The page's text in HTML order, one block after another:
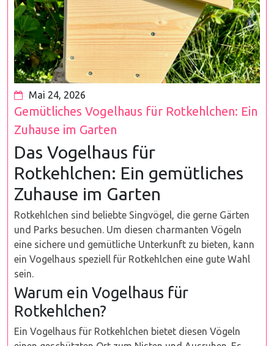
Mai 24, 2026
Gemütliches Vogelhaus für Rotkehlchen: Ein
Zuhause im Garten
Das Vogelhaus für
Rotkehlchen: Ein gemütliches
Zuhause im Garten
Rotkehlchen sind beliebte Singvögel, die gerne Gärten
und Parks besuchen. Um diesen charmanten Vögeln
eine sichere und gemütliche Unterkunft zu bieten, kann
ein Vogelhaus speziell für Rotkehlchen eine gute Wahl
sein.
Warum ein Vogelhaus für
Rotkehlchen?
Ein Vogelhaus für Rotkehlchen bietet diesen Vögeln